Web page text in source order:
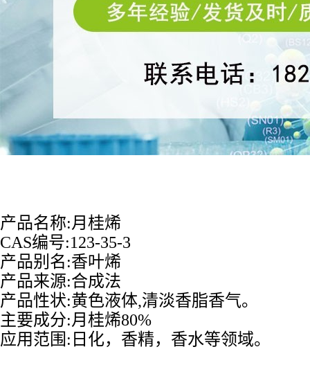
产品名称:月桂烯
CAS编号:123-35-3
产品别名:香叶烯
产品来源:合成法
产品性状:黄色液体,清淡香脂香气。
主要成分:月桂烯80%
应用范围 : 日化，香精，香水等领域。